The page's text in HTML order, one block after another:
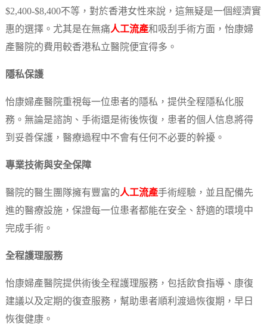
$2,400-$8,400不等，對於香港女性來說，這無疑是一個經濟實
惠的選擇。尤其是在無痛人工流產和吸刮手術方面，怡康婦
產醫院的費用較香港私立醫院便宜得多。
隱私保護
怡康婦產醫院重視每一位患者的隱私，提供全程隱私化服
務。無論是諮詢、手術還是術後恢復，患者的個人信息將得
到妥善保護，醫療過程中不會有任何不必要的幹擾。
專業技術與安全保障
醫院的醫生團隊擁有豐富的人工流產手術經驗，並且配備先
進的醫療設施，保證每一位患者都能在安全、舒適的環境中
完成手術。
全程護理服務
怡康婦產醫院提供術後全程護理服務，包括飲食指導、康復
建議以及定期的復查服務，幫助患者順利渡過恢復期，早日
恢復健康。